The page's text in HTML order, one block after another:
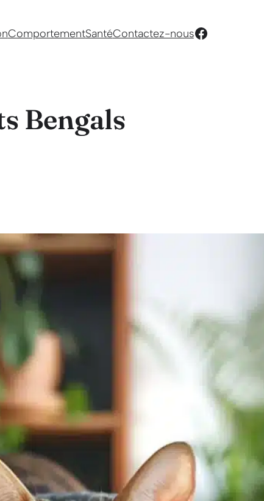
ComportementSantéContactez-nousFacebook
Bengals